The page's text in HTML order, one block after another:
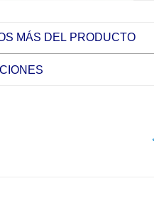
MÁS DEL PRODUCTO